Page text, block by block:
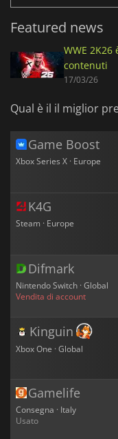
Featured news
WWE
contenuti
17/03/26
Qual è il il miglior
Game Boost
Xbox Series X · Europe
K4G
Steam · Europe
Difmark
Nintendo Switch · Global
Vendita di account
Kinguin
Xbox One · Global
Gamelife
Consegna · Italy
Usato